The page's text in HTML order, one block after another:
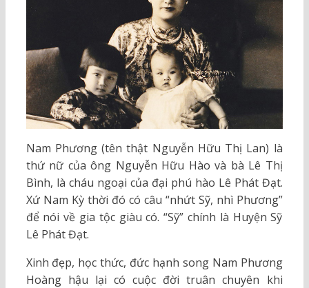
Nam Phương (tên thật Nguyễn Hữu Thị Lan) là
thứ nữ của ông Nguyễn Hữu Hào và bà Lê Thị
Bình, là cháu ngoại của đại phú hào Lê Phát Đạt.
Xứ Nam Kỳ thời đó có câu “nhứt Sỹ, nhì Phương”
để nói về gia tộc giàu có. “Sỹ” chính là Huyện Sỹ
Lê Phát Đạt.
Xinh đẹp, học thức, đức hạnh song Nam Phương
Hoàng hậu lại có cuộc đời truân chuyên khi